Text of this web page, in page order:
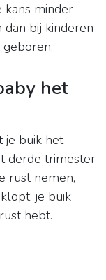
kans minder
bij kinderen
het
je buik het
derde trimester
rust nemen,
je buik
hebt.